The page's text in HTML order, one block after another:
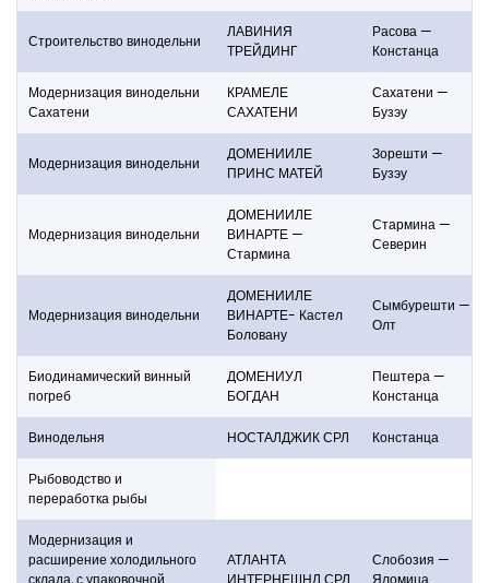
Строительство винодельни
ЛАВИНИЯ
ТРЕЙДИНГ
Расова —
Констанца
Модернизация винодельни
Сахатени
КРАМЕЛЕ
САХАТЕНИ
Сахатени —
Бузэу
Модернизация винодельни
ДОМЕНИИЛЕ
ПРИНС МАТЕЙ
Зорешти —
Бузэу
Модернизация винодельни
ДОМЕНИИЛЕ
ВИНАРТЕ —
Стармина
Стармина —
Северин
Модернизация винодельни
ДОМЕНИИЛЕ
ВИНАРТЕ- Кастел
Боловану
Сымбурешти —
Олт
Биодинамический винный
погреб
ДОМЕНИУЛ
БОГДАН
Пештера —
Констанца
Винодельня НОСТАЛДЖИК СРЛ Констанца
Рыбоводство и
переработка рыбы
Модернизация и
расширение холодильного
склада, с упаковочной
АТЛАНТА
ИНТЕРНЕШНЛ СРЛ
Слобозия —
Яломица